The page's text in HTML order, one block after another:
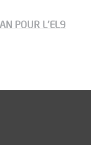
POUR L’EL9